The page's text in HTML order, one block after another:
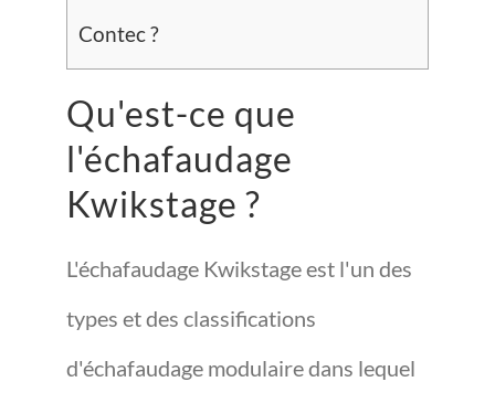
Contec ?
Qu'est-ce que
l'échafaudage
Kwikstage ?
L'échafaudage Kwikstage est l'un des
types et des classifications
d'échafaudage modulaire dans lequel